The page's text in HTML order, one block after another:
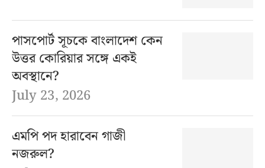
পাসপোর্ট সূচকে বাংলাদেশ কেন
উত্তর কোরিয়ার সঙ্গে একই
অবস্থানে?
July 23, 2026
এমপি পদ হারাবেন গাজী
নজরুল?